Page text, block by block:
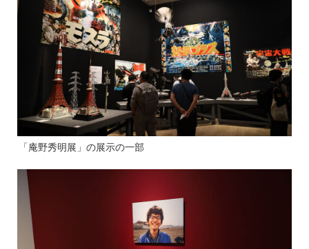
「庵野秀明展」の展示の一部